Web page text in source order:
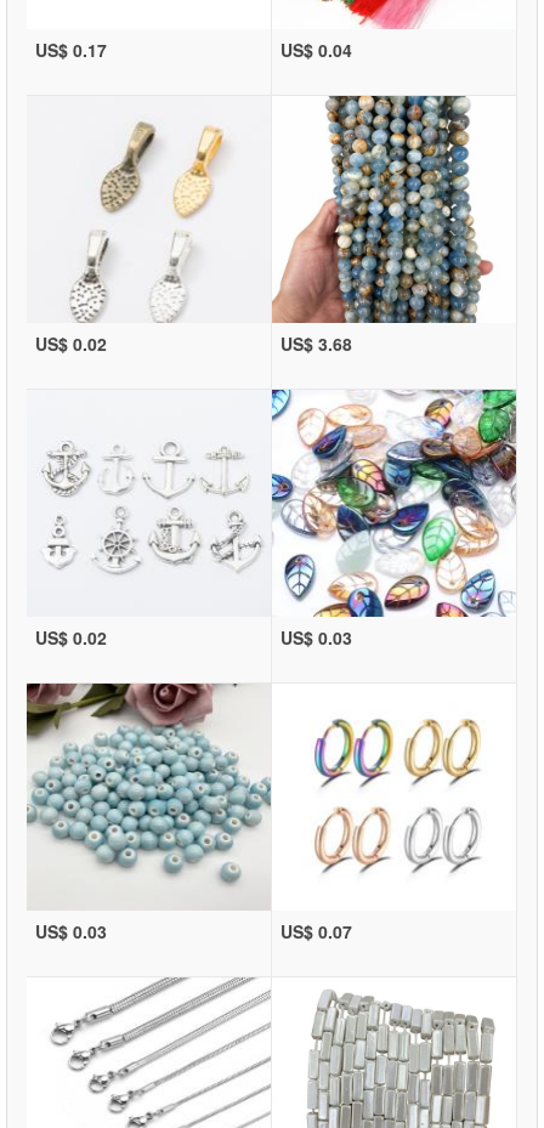
US$ 0.17 US$ 0.04
US$ 0.02 US$ 3.68
US$ 0.02 US$ 0.03
US$ 0.03 US$ 0.07